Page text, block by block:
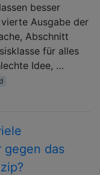
besser
Ausgabe der
Abschnitt
für alles
Idee, …
gegen das